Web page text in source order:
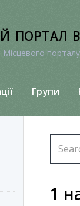
портал
Групи
1